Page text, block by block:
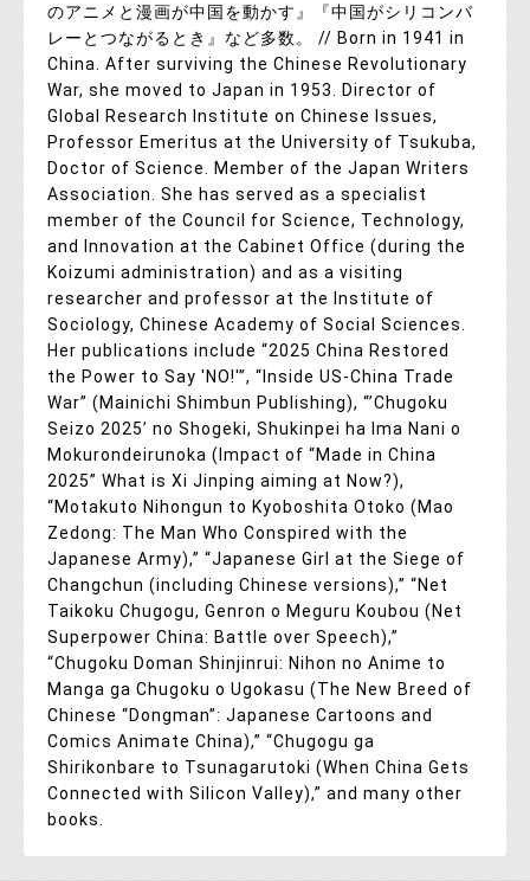
のアニメと漫画が中国を動かす』『中国がシリコンバ
レーとつながるとき』など多数。 // Born in 1941 in
China. After surviving the Chinese Revolutionary
War, she moved to Japan in 1953. Director of
Global Research Institute on Chinese Issues,
Professor Emeritus at the University of Tsukuba,
Doctor of Science. Member of the Japan Writers
Association. She has served as a specialist
member of the Council for Science, Technology,
and Innovation at the Cabinet Office (during the
Koizumi administration) and as a visiting
researcher and professor at the Institute of
Sociology, Chinese Academy of Social Sciences.
Her publications include “2025 China Restored
the Power to Say 'NO!'”, “Inside US-China Trade
War” (Mainichi Shimbun Publishing), “’Chugoku
Seizo 2025’ no Shogeki, Shukinpei ha Ima Nani o
Mokurondeirunoka (Impact of “Made in China
2025” What is Xi Jinping aiming at Now?),
“Motakuto Nihongun to Kyoboshita Otoko (Mao
Zedong: The Man Who Conspired with the
Japanese Army),” “Japanese Girl at the Siege of
Changchun (including Chinese versions),” “Net
Taikoku Chugogu, Genron o Meguru Koubou (Net
Superpower China: Battle over Speech),”
“Chugoku Doman Shinjinrui: Nihon no Anime to
Manga ga Chugoku o Ugokasu (The New Breed of
Chinese “Dongman”: Japanese Cartoons and
Comics Animate China),” “Chugogu ga
Shirikonbare to Tsunagarutoki (When China Gets
Connected with Silicon Valley),” and many other
books.